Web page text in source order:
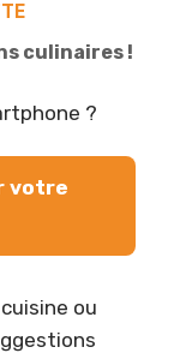
culinaires !
?
votre
ou